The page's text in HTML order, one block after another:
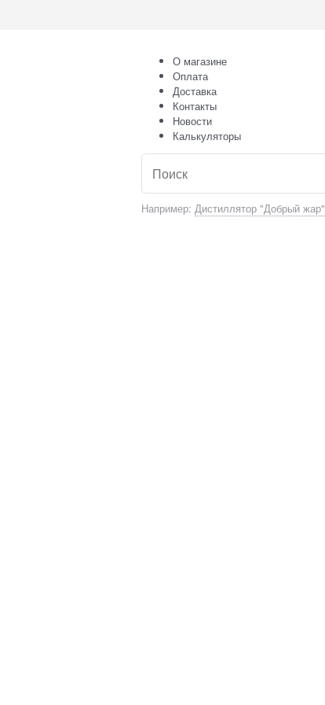
О магазине
Оплата
Доставка
Контакты
Новости
Калькуляторы
Например: Дистиллятор "Добрый жар"